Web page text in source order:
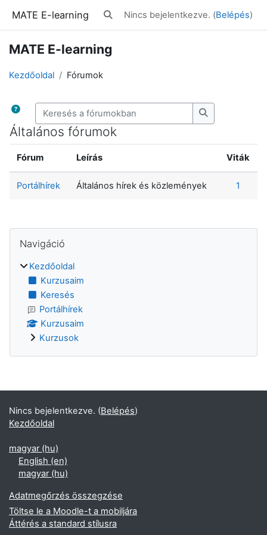
MATE E-learning Keresési bemeneti adatok váltása
Nincs bejelentkezve. (Belépés)
MATE E-learning
Kezdőoldal Fórumok
Keresés a fórumokban
Keresés a
Általános fórumok
Fórum Leírás Viták
Portálhírek Általános hírek és közlemények 1
Blokkok
Supplementary blocks
Navigáció
Kezdőoldal
Kurzusaim
Keresés
Portálhírek
Kurzusaim
Kurzusok
Nincs bejelentkezve. (Belépés)
Kezdőoldal
magyar ‎(hu)‎
English ‎(en)‎
magyar ‎(hu)‎
Adatmegőrzés összegzése
Töltse le a Moodle-t a mobiljára
Áttérés a standard stílusra